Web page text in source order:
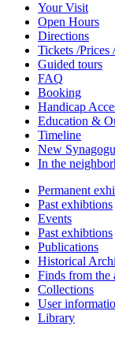
Your Visit
Open Hours
Directions
Tickets /Prices
Guided tours
FAQ
Booking
Handicap
Education &
Timeline
New
In the
Permanent
Past exhibtions
Events
Past exhibtions
Publications
Historical
Finds from the
Collections
User
Library